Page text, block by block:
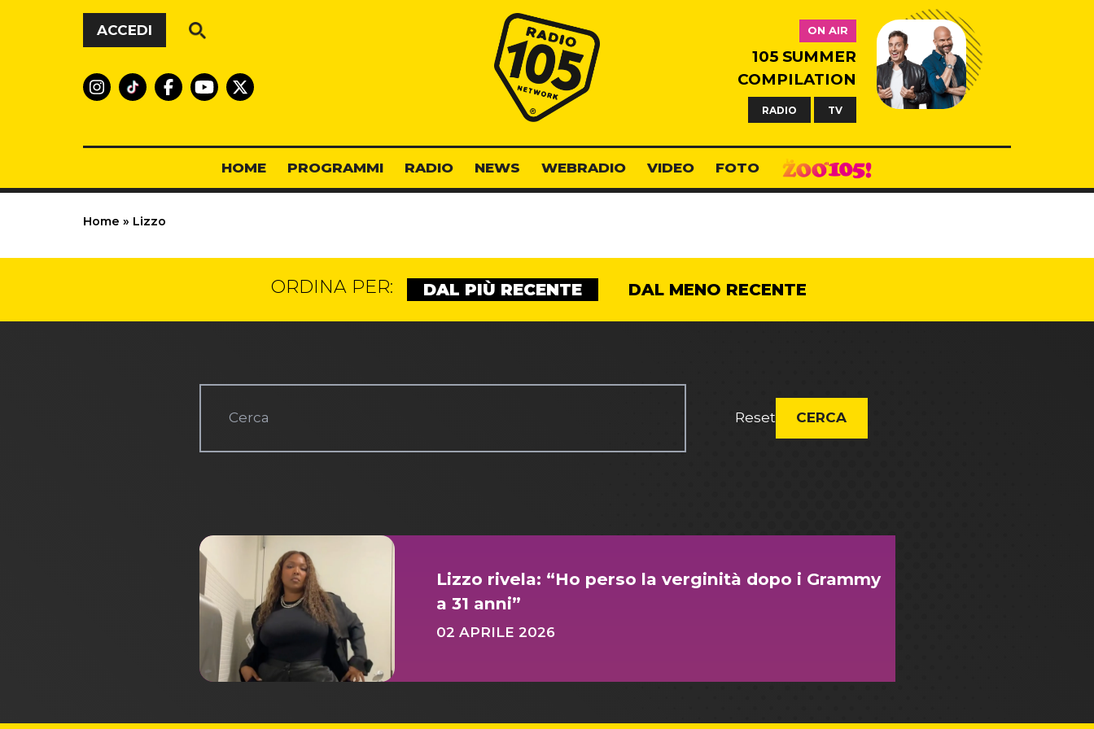
Vai al contenuto
ACCEDI
Radio 105
ON AIR
105 SUMMER
COMPILATION
RADIO TV
HOME PROGRAMMI RADIO NEWS WEBRADIO VIDEO FOTO
Home » Lizzo
ORDINA PER: DAL PIÙ RECENTE DAL MENO RECENTE
Reset CERCA
Lizzo rivela: “Ho perso la verginità dopo i Grammy
a 31 anni”
02 APRILE 2026